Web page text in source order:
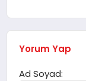
Yorum Yap
Ad Soyad: